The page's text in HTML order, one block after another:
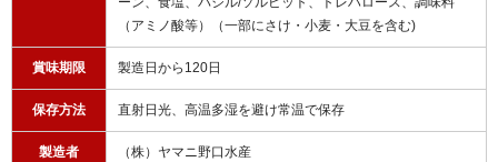
（アミノ酸等）（一部にさけ・小麦・大豆を含む)
賞味期限 製造日から120日
保存方法 直射日光、高温多湿を避け常温で保存
製造者 （株）ヤマニ野口水産